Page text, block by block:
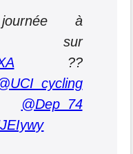
à
sur
??
@Dep_74